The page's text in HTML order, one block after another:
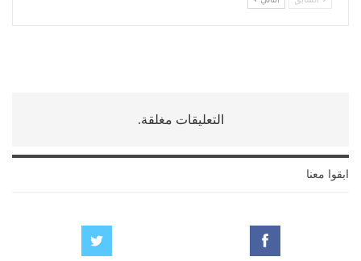
التعليقات مغلقة.
ابقوا معنا